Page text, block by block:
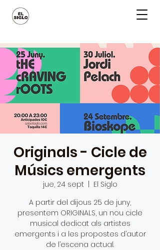
Originals - Cicle de
Músics emergents
jue, 24 sept
El Siglo
A partir del dijous 25 de juny,
presentem ORIGINALS, un nou cicle
musical dedicat als artistes
emergents i a les propostes d’autor
de l’escena actual.